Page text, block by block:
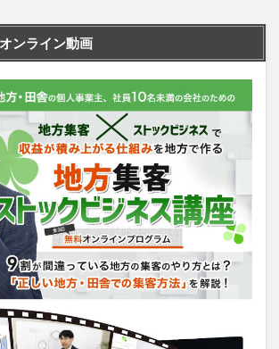
ンライン動画